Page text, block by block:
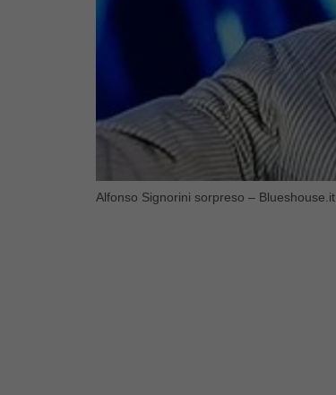
Alfonso Signorini sorpreso – Blueshouse.it